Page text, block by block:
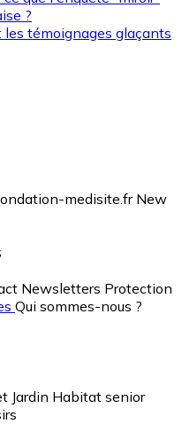
?
les témoignages glaçants
medisite.fr New
Newsletters Protection
Qui sommes-nous ?
Jardin Habitat senior